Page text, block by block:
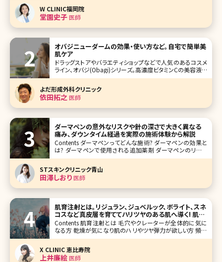
いエイジングサイン。女性の見た目年齢をあげて疲れた印象
を与えてしまいます。「この、疲れたまぶたをなんとかしたい!」
と思っている方も
W CLINIC福岡院
堂園史子医師
オバジニューダームの効果・使い方など。自宅で簡単美
肌ケア
ドラッグストアやバラエティショップなどで人気のあるコスメ
ライン、オバジ(Obagi)シリーズ。高濃度ビタミンCの美容液を
使ったことのある方も多いのではないでしょうか。このオバジ
シリーズのワンランク上のライン、オバジメディカルの中で人
気が高いのが「オバジニューダーム」です。効果が高いもの
の、ダウン
よだ形成外科クリニック
依田拓之 医師
ダーマペンの意外なリスクや針の深さで大きく異なる
痛み、ダウンタイム経過を実際の施術体験から解説
Contents ダーマペンってどんな施術? ダーマペンの効果と
は? ダーマペンで使用される追加薬剤 ダーマペンのリスク
ダーマペンの治療の流れ ダーマペンの治療中の痛み ダー
マペンのダウンタイム ダーマペンの施術間隔 ダーマペンの
STスキンクリニック青山
田澤しおり医師
肌育注射とは。リジュラン、ジュベルック、ボライト、スネ
コスなど真皮層を育ててハリツヤのある肌へ導く! 肌の
お悩みごとに解説
Contents 肌育注射とは 毛穴やクレーターが全体的に気に
なる方 乾燥が気になり肌のハリやツヤ弾力が欲しい方 頻繁
にケアできないので持続重視の方 目元のケアだけピンポイ
ントで行いたい方 まとめ 赤ちゃんのようなもちもちっとした
弾力のある柔らかい肌になりたい!一度で
X CLINIC 恵比寿院
上井廉絵医師